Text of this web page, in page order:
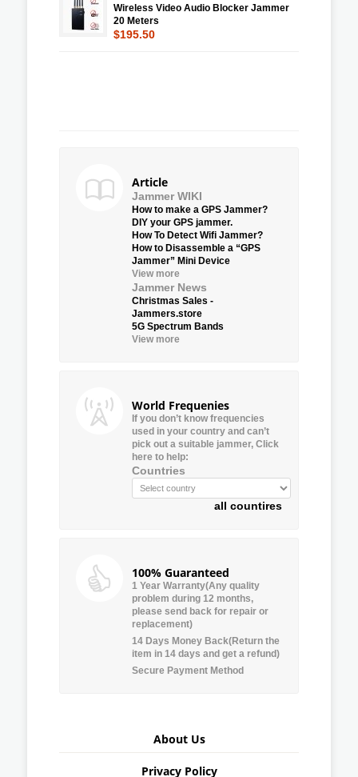
Wireless Video Audio Blocker Jammer
20 Meters
$195.50
Article
Jammer WIKI
How to make a GPS Jammer?
DIY your GPS jammer.
How To Detect Wifi Jammer?
How to Disassemble a “GPS
Jammer” Mini Device
View more
Jammer News
Christmas Sales -
Jammers.store
5G Spectrum Bands
View more
World Frequenies
If you don’t know frequencies
used in your country and can’t
pick out a suitable jammer, Click
here to help:
Countries
all countires
100% Guaranteed
1 Year Warranty(Any quality
problem during 12 months,
please send back for repair or
replacement)
14 Days Money Back(Return the
item in 14 days and get a refund)
Secure Payment Method
About Us
Privacy Policy